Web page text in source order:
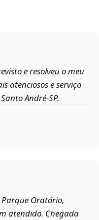
e resolveu o meu
atenciosos e serviço
André‑SP.
Oratório,
atendido. Chegada